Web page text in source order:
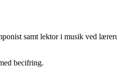
samt lektor i musik ved
becifring.